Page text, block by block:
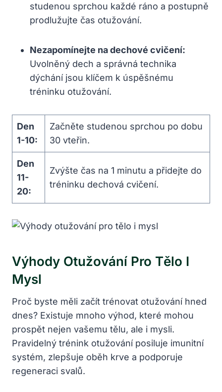
studenou sprchou každé ráno a postupně
prodlužujte čas otužování.
Nezapomínejte na dechové cvičení:
Uvolněný dech a správná technika
dýchání jsou klíčem k úspěšnému
tréninku otužování.
Den
1-10:
Začněte studenou sprchou po dobu
30 vteřin.
Den
11-
20:
Zvýšte čas na 1 minutu a přidejte do
tréninku dechová cvičení.
Výhody Otužování Pro Tělo I
Mysl
Proč byste měli začít trénovat otužování hned
dnes? Existuje mnoho výhod, které mohou
prospět nejen vašemu tělu, ale i mysli.
Pravidelný trénink otužování posiluje imunitní
systém, zlepšuje oběh krve a podporuje
regeneraci svalů.